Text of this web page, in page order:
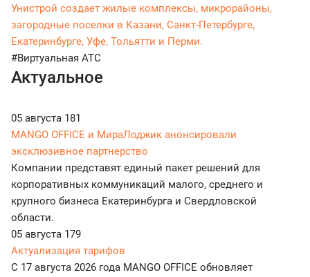
Унистрой создает жилые комплексы, микрорайоны,
загородные поселки в Казани, Санкт-Петербурге,
Екатеринбурге, Уфе, Тольятти и Перми.
#Виртуальная АТС
Актуальное
05 августа 181
MANGO OFFICE и МираЛоджик анонсировали
эксклюзивное партнерство
Компании представят единый пакет решений для
корпоративных коммуникаций малого, среднего и
крупного бизнеса Екатеринбурга и Свердловской
области.
05 августа 179
Актуализация тарифов
С 17 августа 2026 года MANGO OFFICE обновляет